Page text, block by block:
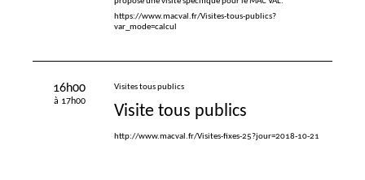
https://www.macval.fr/Visites-tous-publics?
var_mode=calcul
16h00
à 17h00
Visites tous publics
Visite tous publics
http://www.macval.fr/Visites-fixes-25?jour=2018-10-21